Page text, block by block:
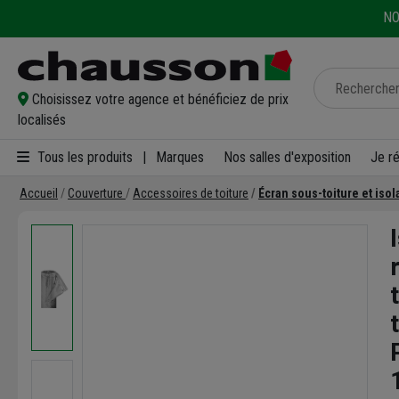
Choisissez votre agence et bénéficiez de prix
localisés
Tous les produits Marques Nos salles d'exposition Je
Accueil Couverture Accessoires de toiture Écran sous-toiture et